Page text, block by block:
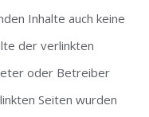
Inhalte auch keine
der verlinkten
oder Betreiber
Seiten wurden